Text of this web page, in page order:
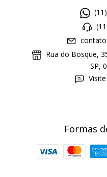
Rua do Bosque,
SP,
Formas